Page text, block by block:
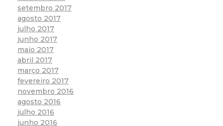
setembro 2017
agosto 2017
julho 2017
junho 2017
maio 2017
abril 2017
março 2017
fevereiro 2017
novembro 2016
agosto 2016
julho 2016
junho 2016